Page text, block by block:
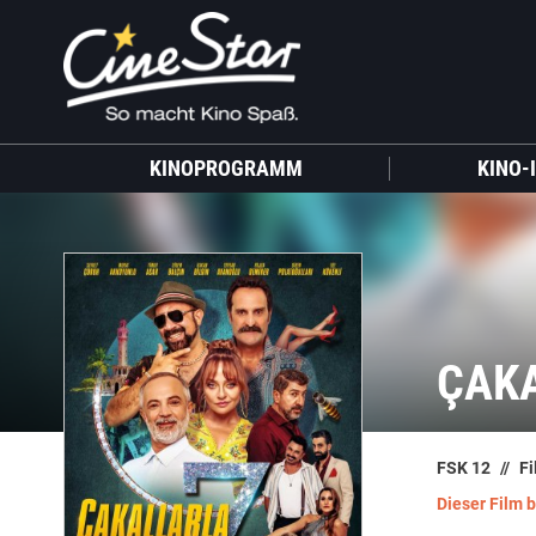
KINOPROGRAMM KINO-
FSK 12
Dieser Film